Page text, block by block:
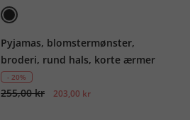
Pyjamas, blomstermønster,
broderi, rund hals, korte ærmer
- 20%
255,00 kr 203,00 kr